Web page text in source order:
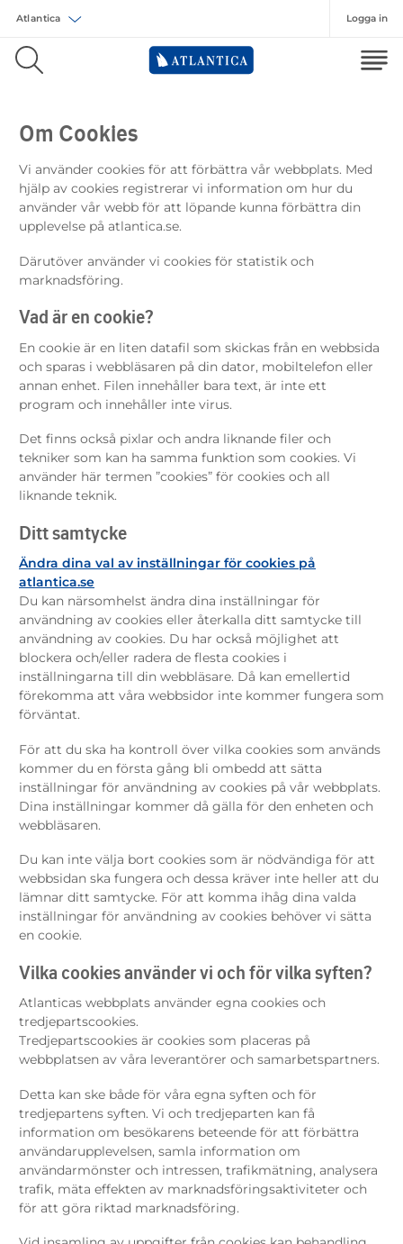
Välj försäkring
Logga in
Om Cookies
Vi använder cookies för att förbättra vår webbplats. Med
hjälp av cookies registrerar vi information om hur du
använder vår webb för att löpande kunna förbättra din
upplevelse på atlantica.se.
Därutöver använder vi cookies för statistik och
marknadsföring.
Vad är en cookie?
En cookie är en liten datafil som skickas från en webbsida
och sparas i webbläsaren på din dator, mobiltelefon eller
annan enhet. Filen innehåller bara text, är inte ett
program och innehåller inte virus.
Det finns också pixlar och andra liknande filer och
tekniker som kan ha samma funktion som cookies. Vi
använder här termen ”cookies” för cookies och all
liknande teknik.
Ditt samtycke
Ändra dina val av inställningar för cookies på
atlantica.se
Du kan närsomhelst ändra dina inställningar för
användning av cookies eller återkalla ditt samtycke till
användning av cookies. Du har också möjlighet att
blockera och/eller radera de flesta cookies i
inställningarna till din webbläsare. Då kan emellertid
förekomma att våra webbsidor inte kommer fungera som
förväntat.
För att du ska ha kontroll över vilka cookies som används
kommer du en första gång bli ombedd att sätta
inställningar för användning av cookies på vår webbplats.
Dina inställningar kommer då gälla för den enheten och
webbläsaren.
Du kan inte välja bort cookies som är nödvändiga för att
webbsidan ska fungera och dessa kräver inte heller att du
lämnar ditt samtycke. För att komma ihåg dina valda
inställningar för användning av cookies behöver vi sätta
en cookie.
Vilka cookies använder vi och för vilka syften?
Atlanticas webbplats använder egna cookies och
tredjepartscookies.
Tredjepartscookies är cookies som placeras på
webbplatsen av våra leverantörer och samarbetspartners.
Detta kan ske både för våra egna syften och för
tredjepartens syften. Vi och tredjeparten kan få
information om besökarens beteende för att förbättra
användarupplevelsen, samla information om
användarmönster och intressen, trafikmätning, analysera
trafik, mäta effekten av marknadsföringsaktiviteter och
för att göra riktad marknadsföring.